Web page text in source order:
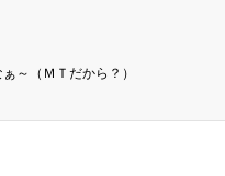
～（ＭＴだから？）